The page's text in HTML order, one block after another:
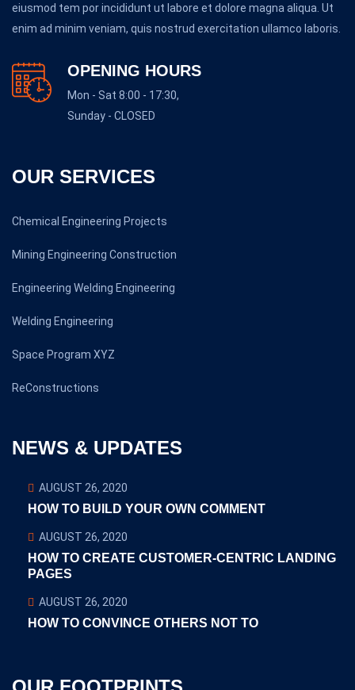
eiusmod tem por incididunt ut labore et dolore magna aliqua. Ut
enim ad minim veniam, quis nostrud exercitation ullamco laboris.
OPENING HOURS
Mon - Sat 8:00 - 17:30,
Sunday - CLOSED
OUR SERVICES
Chemical Engineering Projects
Mining Engineering Construction
Engineering Welding Engineering
Welding Engineering
Space Program XYZ
ReConstructions
NEWS & UPDATES
AUGUST 26, 2020
HOW TO BUILD YOUR OWN COMMENT
AUGUST 26, 2020
HOW TO CREATE CUSTOMER-CENTRIC LANDING
PAGES
AUGUST 26, 2020
HOW TO CONVINCE OTHERS NOT TO